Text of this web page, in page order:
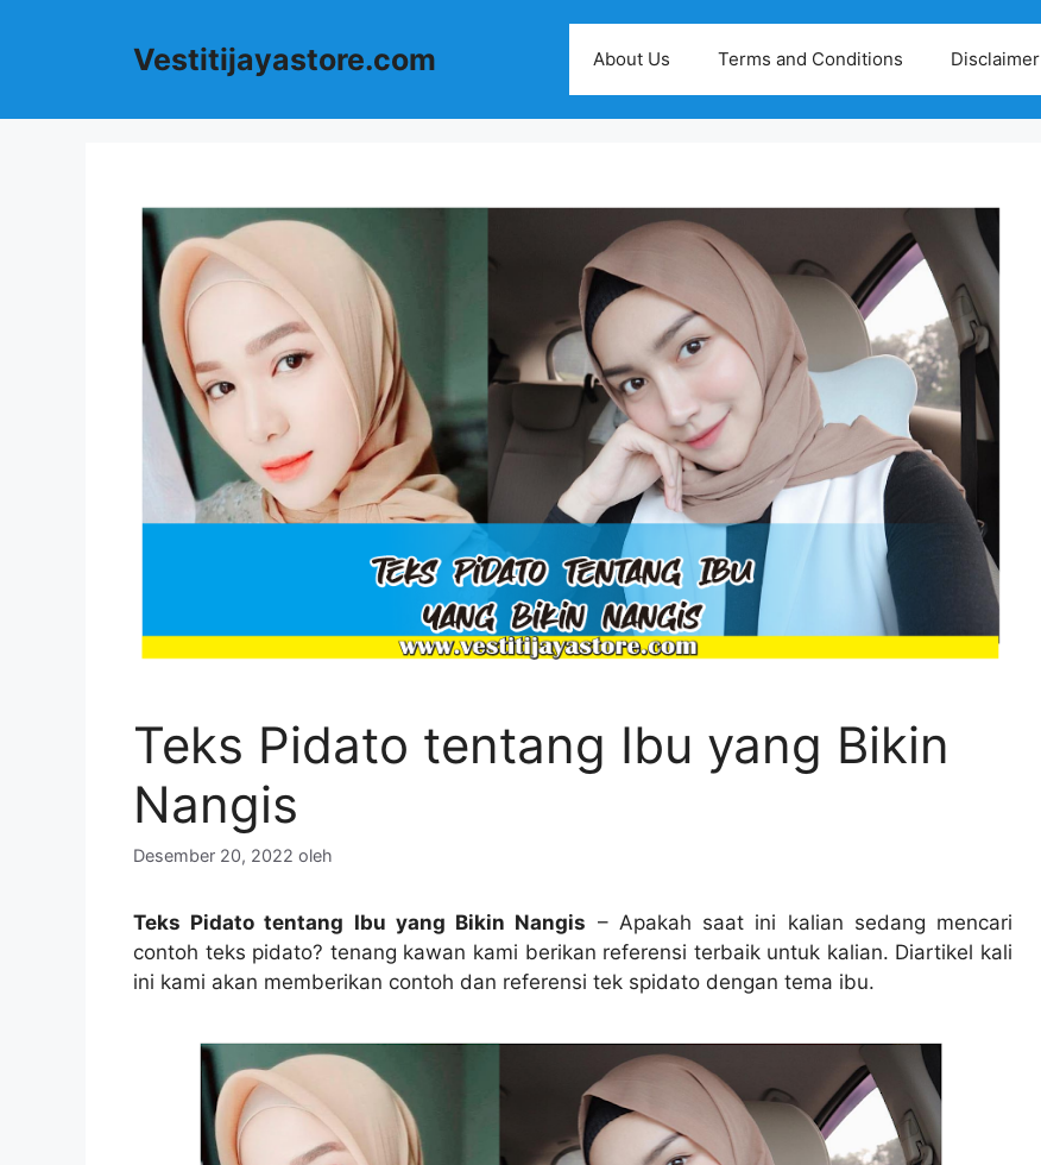
Vestitijayastore.com About Us Terms and Conditions Disclaimer
Teks Pidato tentang Ibu yang Bikin
Nangis
Desember 20, 2022 oleh
Teks Pidato tentang Ibu yang Bikin Nangis – Apakah saat ini kalian sedang mencari
contoh teks pidato? tenang kawan kami berikan referensi terbaik untuk kalian. Diartikel kali
ini kami akan memberikan contoh dan referensi tek spidato dengan tema ibu.